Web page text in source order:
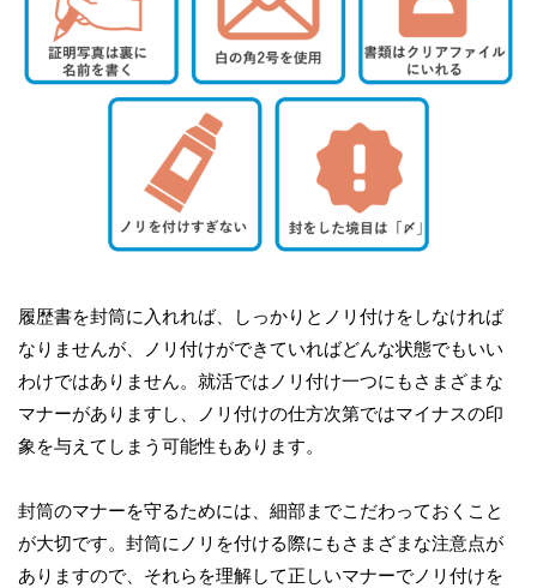
履歴書を封筒に入れれば、しっかりとノリ付けをしなければ
なりませんが、ノリ付けができていればどんな状態でもいい
わけではありません。就活ではノリ付け一つにもさまざまな
マナーがありますし、ノリ付けの仕方次第ではマイナスの印
象を与えてしまう可能性もあります。
封筒のマナーを守るためには、細部までこだわっておくこと
が大切です。封筒にノリを付ける際にもさまざまな注意点が
ありますので、それらを理解して正しいマナーでノリ付けを